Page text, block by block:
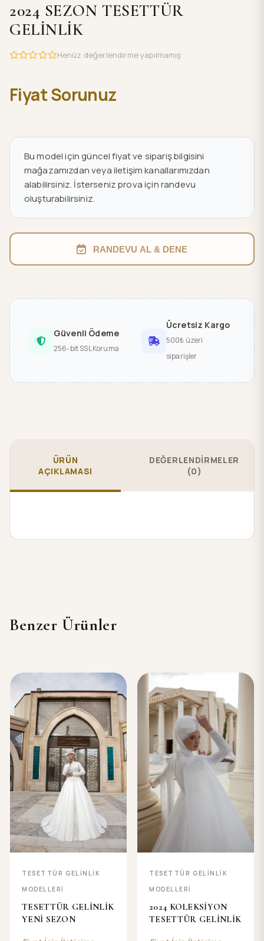
2024 SEZON TESETTÜR
GELİNLİK
Henüz değerlendirme yapılmamış
Fiyat Sorunuz
Bu model için güncel fiyat ve sipariş bilgisini
mağazamızdan veya iletişim kanallarımızdan
alabilirsiniz. İsterseniz prova için randevu
oluşturabilirsiniz.
RANDEVU AL & DENE
Güvenli Ödeme
256-bit SSL Koruma
Ücretsiz Kargo
500₺ üzeri
siparişler
ÜRÜN
AÇIKLAMASI
DEĞERLENDİRMELER
(0)
Benzer Ürünler
TESETTÜR GELİNLİK
MODELLERİ
TESETTÜR GELİNLİK
YENİ SEZON
TESETTÜR GELİNLİK
MODELLERİ
2024 KOLEKSİYON
TESETTÜR GELİNLİK